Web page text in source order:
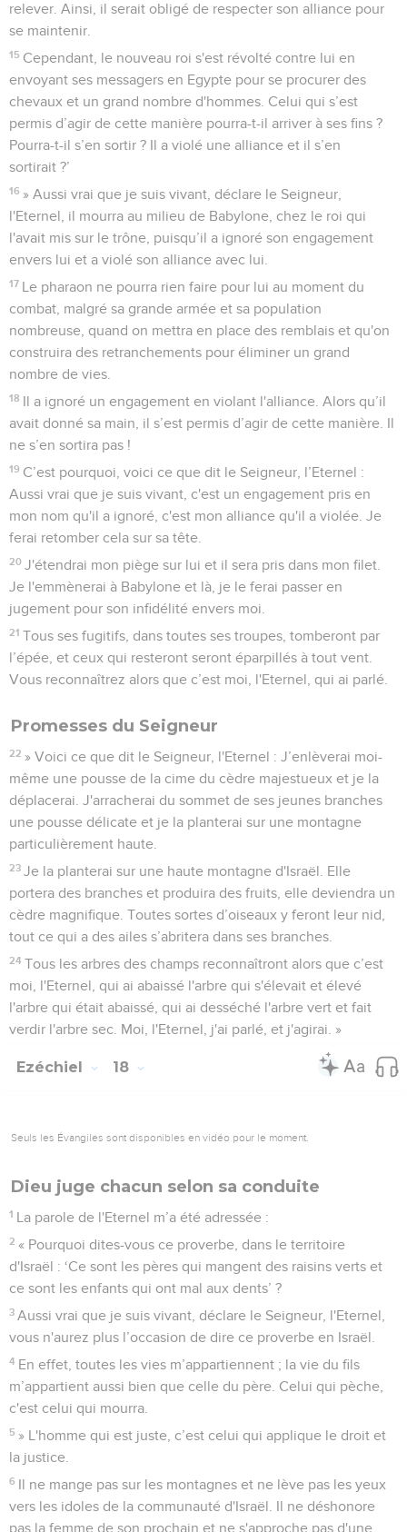
relever. Ainsi, il serait obligé de respecter son alliance pour
se maintenir.
15 Cependant, le nouveau roi s'est révolté contre lui en
envoyant ses messagers en Egypte pour se procurer des
chevaux et un grand nombre d'hommes. Celui qui s’est
permis d’agir de cette manière pourra-t-il arriver à ses fins ?
Pourra-t-il s’en sortir ? Il a violé une alliance et il s’en
sortirait ?’
16 » Aussi vrai que je suis vivant, déclare le Seigneur,
l'Eternel, il mourra au milieu de Babylone, chez le roi qui
l'avait mis sur le trône, puisqu’il a ignoré son engagement
envers lui et a violé son alliance avec lui.
17 Le pharaon ne pourra rien faire pour lui au moment du
combat, malgré sa grande armée et sa population
nombreuse, quand on mettra en place des remblais et qu'on
construira des retranchements pour éliminer un grand
nombre de vies.
18 Il a ignoré un engagement en violant l'alliance. Alors qu’il
avait donné sa main, il s’est permis d’agir de cette manière. Il
ne s’en sortira pas !
19 C’est pourquoi, voici ce que dit le Seigneur, l’Eternel :
Aussi vrai que je suis vivant, c'est un engagement pris en
mon nom qu'il a ignoré, c'est mon alliance qu'il a violée. Je
ferai retomber cela sur sa tête.
20 J'étendrai mon piège sur lui et il sera pris dans mon filet.
Je l'emmènerai à Babylone et là, je le ferai passer en
jugement pour son infidélité envers moi.
21 Tous ses fugitifs, dans toutes ses troupes, tomberont par
l’épée, et ceux qui resteront seront éparpillés à tout vent.
Vous reconnaîtrez alors que c’est moi, l'Eternel, qui ai parlé.
Promesses du Seigneur
22 » Voici ce que dit le Seigneur, l'Eternel : J’enlèverai moi-
même une pousse de la cime du cèdre majestueux et je la
déplacerai. J'arracherai du sommet de ses jeunes branches
une pousse délicate et je la planterai sur une montagne
particulièrement haute.
23 Je la planterai sur une haute montagne d'Israël. Elle
portera des branches et produira des fruits, elle deviendra un
cèdre magnifique. Toutes sortes d’oiseaux y feront leur nid,
tout ce qui a des ailes s’abritera dans ses branches.
24 Tous les arbres des champs reconnaîtront alors que c’est
moi, l'Eternel, qui ai abaissé l'arbre qui s'élevait et élevé
l'arbre qui était abaissé, qui ai desséché l'arbre vert et fait
verdir l'arbre sec. Moi, l'Eternel, j'ai parlé, et j'agirai. »
Ezéchiel 18
Seuls les Évangiles sont disponibles en vidéo pour le moment.
Dieu juge chacun selon sa conduite
1 La parole de l'Eternel m’a été adressée :
2 « Pourquoi dites-vous ce proverbe, dans le territoire
d'Israël : ‘Ce sont les pères qui mangent des raisins verts et
ce sont les enfants qui ont mal aux dents’ ?
3 Aussi vrai que je suis vivant, déclare le Seigneur, l'Eternel,
vous n'aurez plus l’occasion de dire ce proverbe en Israël.
4 En effet, toutes les vies m’appartiennent ; la vie du fils
m’appartient aussi bien que celle du père. Celui qui pèche,
c'est celui qui mourra.
5 » L'homme qui est juste, c’est celui qui applique le droit et
la justice.
6 Il ne mange pas sur les montagnes et ne lève pas les yeux
vers les idoles de la communauté d'Israël. Il ne déshonore
pas la femme de son prochain et ne s'approche pas d'une